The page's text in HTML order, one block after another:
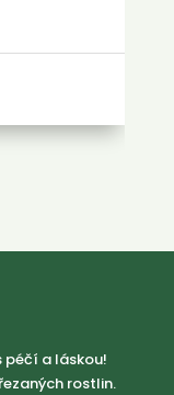
péčí a láskou!
rostlin.